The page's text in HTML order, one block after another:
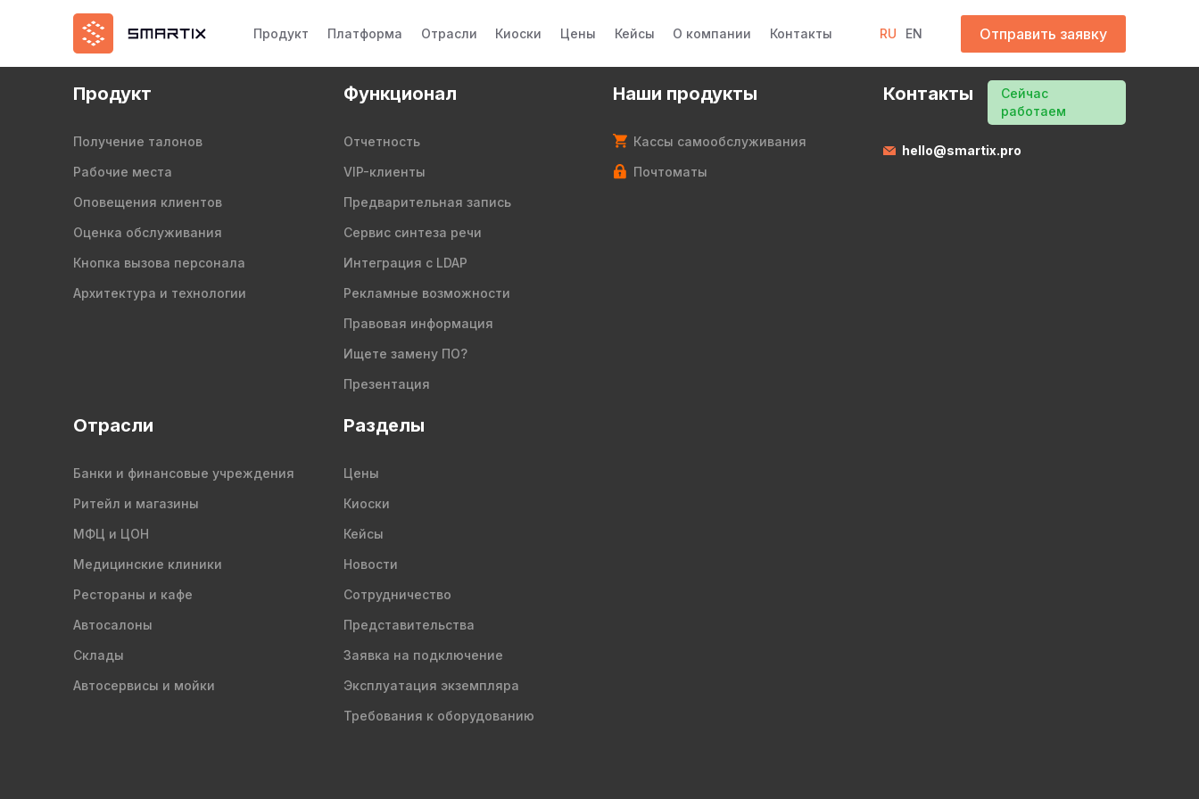
Продукт Платформа Отрасли Киоски Цены Кейсы О компании Контакты RU EN Отправить заявку
Продукт
Получение талонов
Рабочие места
Оповещения клиентов
Оценка обслуживания
Кнопка вызова персонала
Архитектура и технологии
Функционал
Отчетность
VIP-клиенты
Предварительная запись
Сервис синтеза речи
Интеграция с LDAP
Рекламные возможности
Правовая информация
Ищете замену ПО?
Презентация
Наши продукты
Кассы самообслуживания
Почтоматы
Контакты
Сейчас
работаем
hello@smartix.pro
Отрасли
Банки и финансовые учреждения
Ритейл и магазины
МФЦ и ЦОН
Медицинские клиники
Рестораны и кафе
Автосалоны
Склады
Автосервисы и мойки
Разделы
Цены
Киоски
Кейсы
Новости
Сотрудничество
Представительства
Заявка на подключение
Эксплуатация экземпляра
Требования к оборудованию